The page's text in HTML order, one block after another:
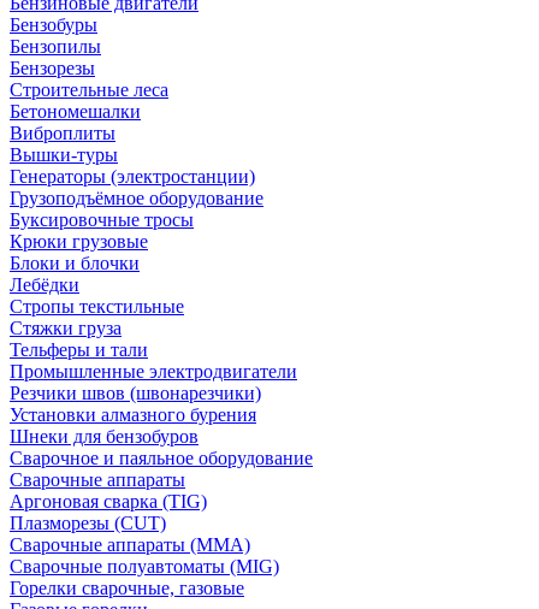
Бензобуры
Бензопилы
Бензорезы
Строительные леса
Бетономешалки
Виброплиты
Вышки-туры
Генераторы (электростанции)
Грузоподъёмное оборудование
Буксировочные тросы
Крюки грузовые
Блоки и блочки
Лебёдки
Стропы текстильные
Стяжки груза
Тельферы и тали
Промышленные электродвигатели
Резчики швов (швонарезчики)
Установки алмазного бурения
Шнеки для бензобуров
Сварочное и паяльное оборудование
Сварочные аппараты
Аргоновая сварка (TIG)
Плазморезы (CUT)
Сварочные аппараты (MMA)
Сварочные полуавтоматы (MIG)
Горелки сварочные, газовые